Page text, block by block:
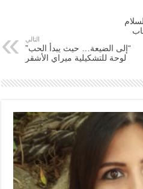
التالي
“إلى الضيعة… حيث يبدأ الحب”
لوحة للتشكيلية ميراي الأشقر